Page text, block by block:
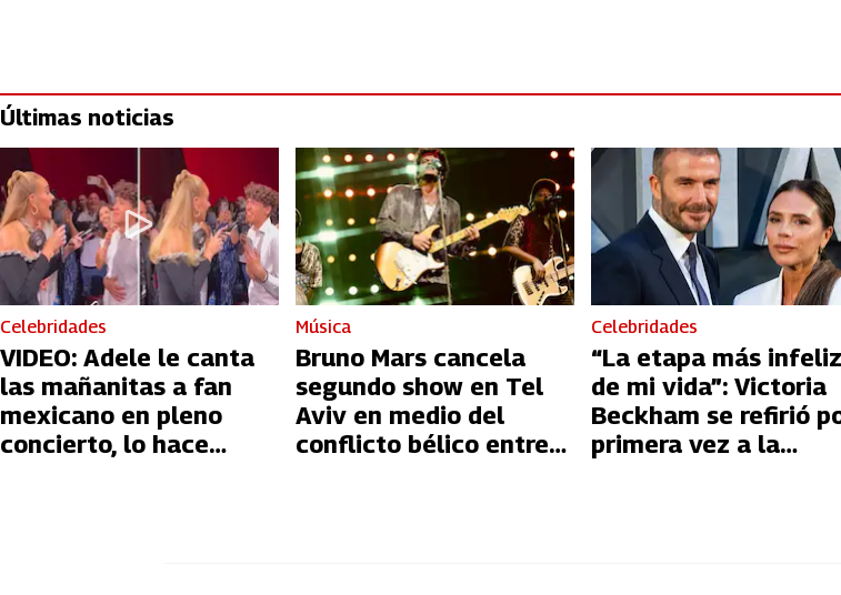
Últimas noticias
Celebridades
VIDEO: Adele le canta
las mañanitas a fan
mexicano en pleno
concierto, lo hace
Música
Bruno Mars cancela
segundo show en Tel
Aviv en medio del
conflicto bélico entre
Celebridades
“La etapa más infeliz
de mi vida”: Victoria
Beckham se refirió
primera vez a la